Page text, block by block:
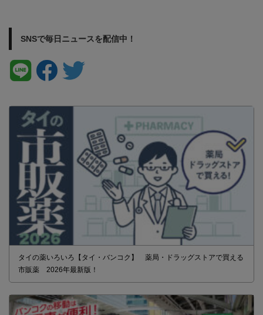
SNSで毎日ニュースを配信中！
タイの薬いろいろ【タイ・バンコク】 薬局・ドラッグストアで買える
市販薬 2026年最新版！